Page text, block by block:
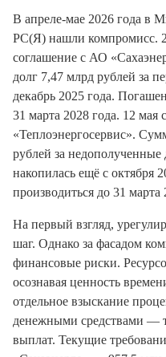
В апреле-мае 2026 года в
РС(Я) нашли компромисс.
соглашение с АО
долг 7,47 млрд рублей за
декабрь 2025 года.
31 марта 2028 года. 12 мая
«Теплоэнергосервис».
рублей за недополученные
накопилась ещё с октября
производиться до 31 марта
На первый взгляд,
шаг. Однако за фасадом
финансовые риски.
осознавая ценность
отдельное взыскание
денежными средствами —
выплат. Текущие